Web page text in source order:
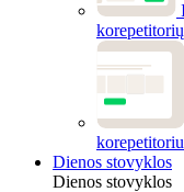
korepetitorių
Dienos stovyklos
Dienos stovyklos